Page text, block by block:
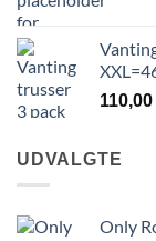
110,00
UDVALGTE
Only